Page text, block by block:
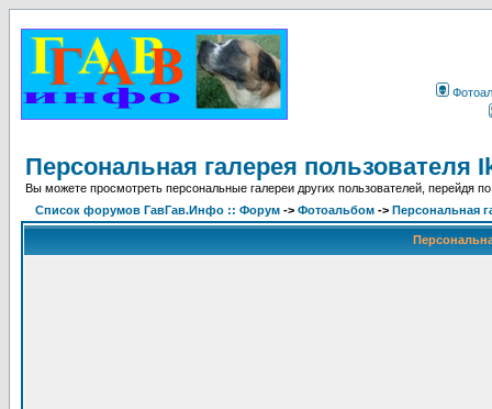
Персональная галерея пользователя
Вы можете просмотреть персональные галереи других пользователей, перейдя
Список форумов ГавГав.Инфо :: Форум -> Фотоальбом -> Персональная